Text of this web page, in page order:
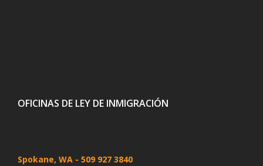
OFICINAS DE LEY DE INMIGRACIÓN
Spokane, WA - 509 927 3840